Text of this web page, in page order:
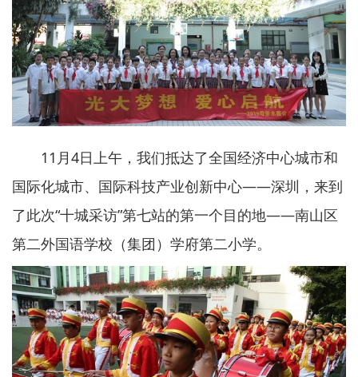
11月4日上午，我们抵达了全国经济中心城市和
国际化城市、国际科技产业创新中心——深圳，来到
了此次“十城采访”第七站的第一个目的地——南山区
第二外国语学校（集团）学府第二小学。